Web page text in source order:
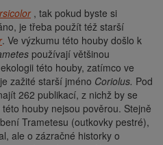
, tak pokud byste si
je třeba použít též starší
. Ve výzkumu této houby došlo k
používají většinou
této houby, zatímco ve
zažité starší jméno Coriolus. Pod
262 publikací, z nichž by se
houby nejsou pověrou. Stejně
Trametesu (outkovky pestré),
ale o zázračné historky o